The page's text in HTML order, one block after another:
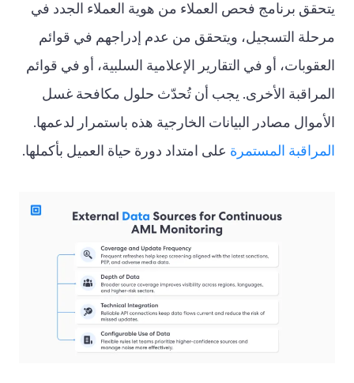
يتحقق برنامج فحص العملاء من هوية العملاء الجدد في
مرحلة التسجيل، ويتحقق من عدم إدراجهم في قوائم
العقوبات، أو في التقارير الإعلامية السلبية، أو في قوائم
المراقبة الأخرى. يجب أن تُحدّث حلول مكافحة غسل
الأموال مصادر البيانات الخارجية هذه باستمرار لدعمها.
المراقبة المستمرة على امتداد دورة حياة العميل بأكملها.